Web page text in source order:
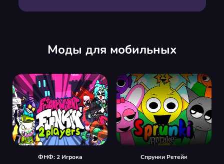
Моды для мобильных
ФНФ: 2 Игрока Спрунки Ретейк